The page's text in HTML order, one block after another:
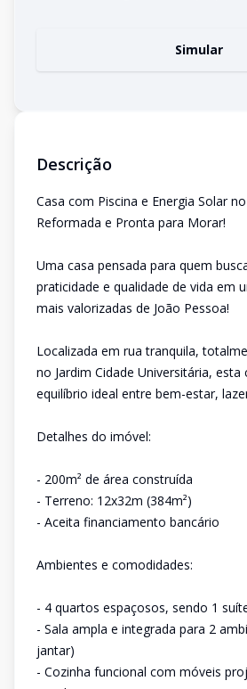
Simular
Descrição
Casa com Piscina e Energia Solar
Reformada e Pronta para Morar!
Uma casa pensada para quem
praticidade e qualidade de vida em
mais valorizadas de João Pessoa!
Localizada em rua tranquila,
no Jardim Cidade Universitária, esta
equilíbrio ideal entre bem-estar,
Detalhes do imóvel:
- 200m² de área construída
- Terreno: 12x32m (384m²)
- Aceita financiamento bancário
Ambientes e comodidades:
- 4 quartos espaçosos, sendo 1
- Sala ampla e integrada para 2
jantar)
- Cozinha funcional com móveis